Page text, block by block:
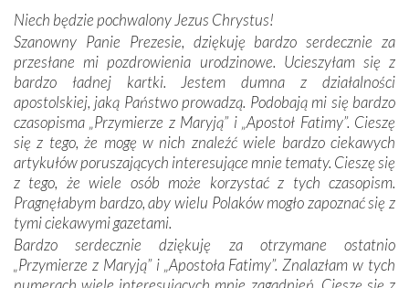
otacza nie tylko nasz naród, lecz wszystkie nacje, które
się Jej ufnie oddają, a także każdą osobę, która zawierza
Jej siebie oraz swych bliskich.
Dzieje Portugalii to również historia wierności Bogu i
odstępstw, także w życiu władców. Trudne momenty w
wymiarze tak osobistym, jak i zbiorowym, przypominają o
konieczności ciągłego zabiegania o własną duszę i o łaskę
Opatrzności. Wierność przynosi pomyślność –
przynajmniej w życiu duchowym. Odstępstwo owocuje
nieszczęściem i śmiercią. Te uniwersalne prawdy
przychodziły na myśl, gdy słuchaliśmy opowieści
przewodników o portugalskich monarchach i wodzach,
zwycięskich bitwach i nieszczęśliwych losach grzesznych
Niech będzie pochwalony Jezus Chrystus!
Szanowny Panie Prezesie, dziękuję bardzo serdecznie za
przesłane mi pozdrowienia urodzinowe. Ucieszyłam się z
bardzo ładnej kartki. Jestem dumna z działalności
apostolskiej, jaką Państwo prowadzą. Podobają mi się bardzo
czasopisma „Przymierze z Maryją” i „Apostoł Fatimy”. Cieszę
się z tego, że mogę w nich znaleźć wiele bardzo ciekawych
artykułów poruszających interesujące mnie tematy. Cieszę się
z tego, że wiele osób może korzystać z tych czasopism.
Pragnęłabym bardzo, aby wielu Polaków mogło zapoznać się z
tymi ciekawymi gazetami.
Bardzo serdecznie dziękuję za otrzymane ostatnio
„Przymierze z Maryją” i „Apostoła Fatimy”. Znalazłam w tych